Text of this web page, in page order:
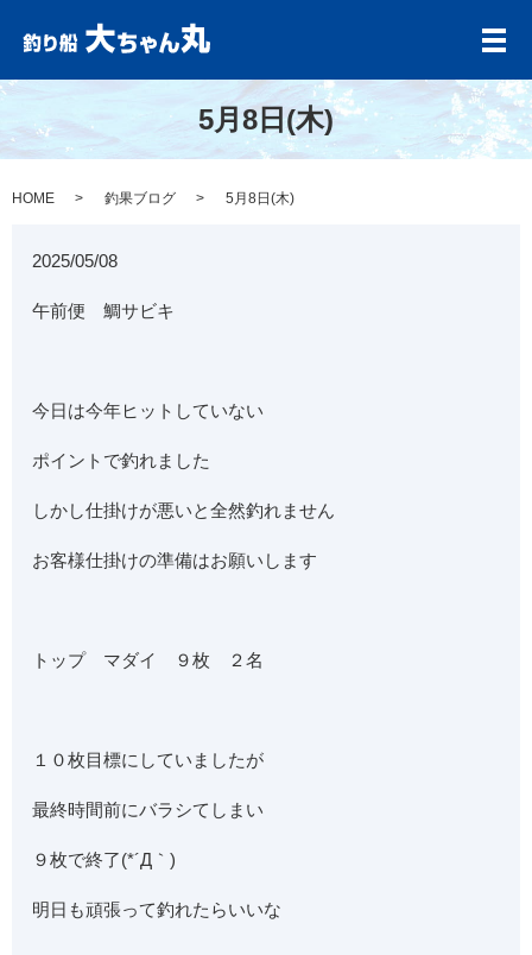
メ
5月8日(木)
HOME 釣果ブログ 5月8日(木)
2025/05/08
午前便 鯛サビキ
今日は今年ヒットしていない
ポイントで釣れました
しかし仕掛けが悪いと全然釣れません
お客様仕掛けの準備はお願いします
トップ マダイ ９枚 ２名
１０枚目標にしていましたが
最終時間前にバラシてしまい
９枚で終了(*´Д｀)
明日も頑張って釣れたらいいな